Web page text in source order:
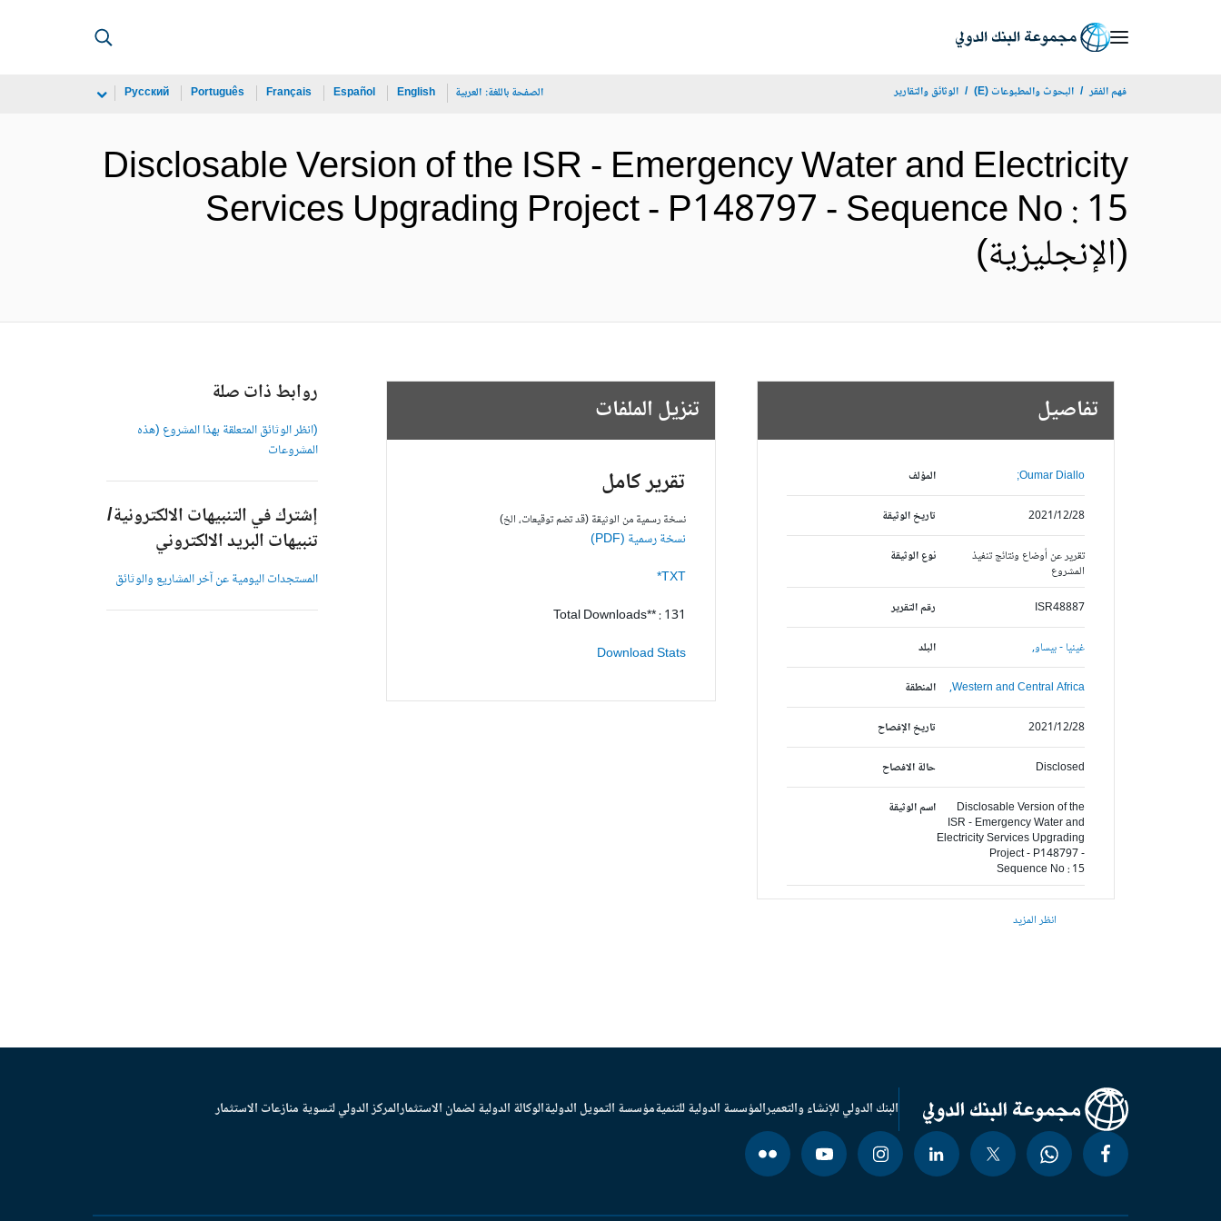
فهم الفقر البحوث والمطبوعات (E) الوثائق والتقارير الصفحة باللغة: العربية English
Español
Français
Português
Русский
Disclosable Version of the ISR - Emergency Water and Electricity
Services Upgrading Project - P148797 - Sequence No : 15
(الإنجليزية)
تفاصيل
المؤلف Oumar Diallo;
تاريخ الوثيقة 2021/12/28
نوع الوثيقة
تقرير عن أوضاع ونتائج تنفيذ
المشروع
رقم التقرير
ISR48887
البلد غينيا - بيساو,
المنطقة Western and Central Africa,
تاريخ الإفصاح 2021/12/28
حالة الافصاح Disclosed
اسم الوثيقة
Disclosable Version of the
ISR - Emergency Water and
Electricity Services Upgrading
Project - P148797 -
Sequence No : 15
انظر المزيد
تنزيل الملفات
تقرير كامل
نسخة رسمية من الوثيقة (قد تضم توقيعات، الخ)
نسخة رسمية (PDF)
TXT*
Total Downloads** : 131
Download Stats
روابط ذات صلة
(انظر الوثائق المتعلقة بهذا المشروع (هذه
المشروعات
إشترك في التنبيهات الالكترونية/
تنبيهات البريد الالكتروني
المستجدات اليومية عن آخر المشاريع والوثائق
البنك الدولي للإنشاء والتعميرالمؤسسة الدولية للتنميةمؤسسة التمويل الدوليةالوكالة الدولية لضمان الاستثمارالمركز الدولي لتسوية منازعات الاستثمار